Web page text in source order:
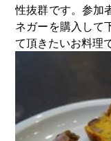
性抜群です。参加
ネガーを購入して
て頂きたいお料理